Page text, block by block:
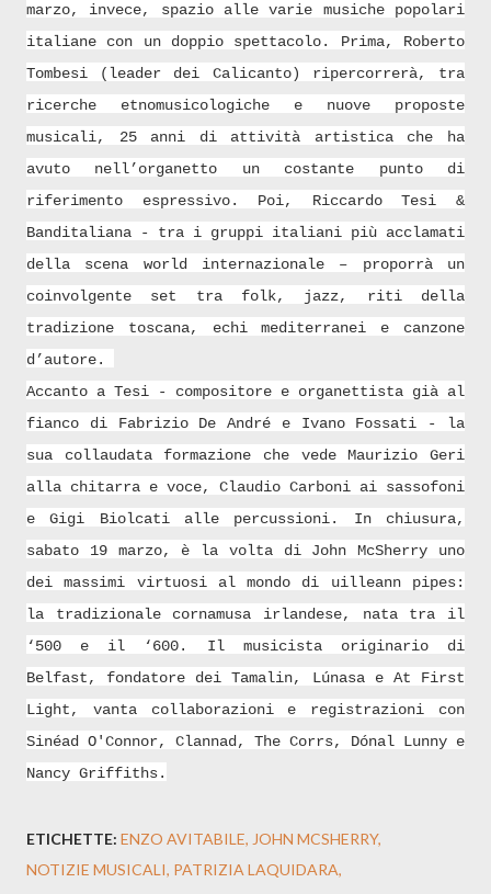
marzo, invece, spazio alle varie musiche popolari
italiane con un doppio spettacolo. Prima, Roberto
Tombesi (leader dei Calicanto) ripercorrerà, tra
ricerche etnomusicologiche e nuove proposte
musicali, 25 anni di attività artistica che ha
avuto nell’organetto un costante punto di
riferimento espressivo. Poi, Riccardo Tesi &
Banditaliana - tra i gruppi italiani più acclamati
della scena world internazionale – proporrà un
coinvolgente set tra folk, jazz, riti della
tradizione toscana, echi mediterranei e canzone
d’autore.
Accanto a Tesi - compositore e organettista già al
fianco di Fabrizio De André e Ivano Fossati - la
sua collaudata formazione che vede Maurizio Geri
alla chitarra e voce, Claudio Carboni ai sassofoni
e Gigi Biolcati alle percussioni. In chiusura,
sabato 19 marzo, è la volta di John McSherry uno
dei massimi virtuosi al mondo di uilleann pipes:
la tradizionale cornamusa irlandese, nata tra il
‘500 e il ‘600. Il musicista originario di
Belfast, fondatore dei Tamalin, Lúnasa e At First
Light, vanta collaborazioni e registrazioni con
Sinéad O'Connor, Clannad, The Corrs, Dónal Lunny e
Nancy Griffiths.
ETICHETTE: ENZO AVITABILE JOHN MCSHERRY
NOTIZIE MUSICALI PATRIZIA LAQUIDARA